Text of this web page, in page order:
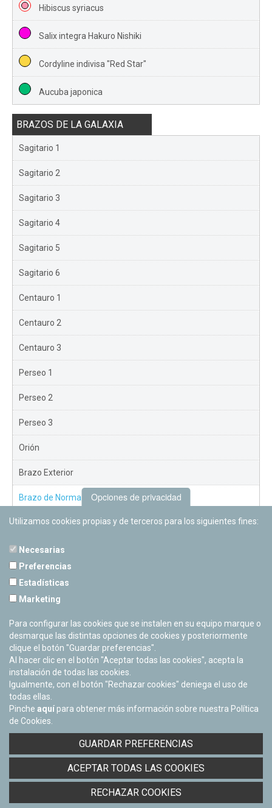
Hibiscus syriacus
Salix integra Hakuro Nishiki
Cordyline indivisa "Red Star"
Aucuba japonica
BRAZOS DE LA GALAXIA
Sagitario 1
Sagitario 2
Sagitario 3
Sagitario 4
Sagitario 5
Sagitario 6
Centauro 1
Centauro 2
Centauro 3
Perseo 1
Perseo 2
Perseo 3
Orión
Brazo Exterior
Brazo de Norma
Nuevo Exterior
Cerrado Temporalmente
Facebook
Twitter
Youtube
Flickr
Política de privacidad y Aviso legal
Derecho de acceso a información pública
Opciones de privacidad
Utilizamos cookies propias y de terceros para los siguientes fines:
Necesarias
Preferencias
Estadísticas
Marketing
Para configurar las cookies que se instalen en su equipo marque o
desmarque las distintas opciones de cookies y posteriormente
clique el botón "Guardar preferencias".
Al hacer clic en el botón "Aceptar todas las cookies", acepta la
instalación de todas las cookies.
Igualmente, con el botón "Rechazar cookies" deniega el uso de
todas ellas.
Pinche aquí para obtener más información sobre nuestra Política
de Cookies.
GUARDAR PREFERENCIAS
ACEPTAR TODAS LAS COOKIES
RECHAZAR COOKIES